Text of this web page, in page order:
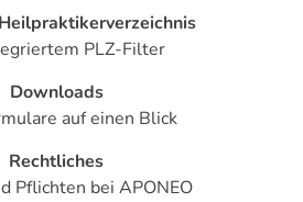
PLZ-Filter
Downloads
auf einen Blick
Rechtliches
Pflichten bei APONEO